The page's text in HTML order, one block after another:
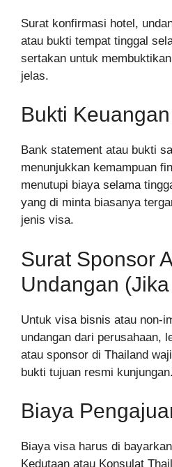
Surat konfirmasi hotel,
atau bukti tempat tinggal
sertakan untuk
jelas.
Bukti Keuangan
Bank statement atau bukti
menunjukkan kemampuan
menutupi biaya selama
yang di minta biasanya
jenis visa.
Surat Sponsor
Undangan
Untuk visa bisnis atau non-
undangan dari perusahaan,
atau sponsor di Thailand
bukti tujuan resmi kunjungan.
Biaya
Biaya visa harus di
Kedutaan atau Konsulat